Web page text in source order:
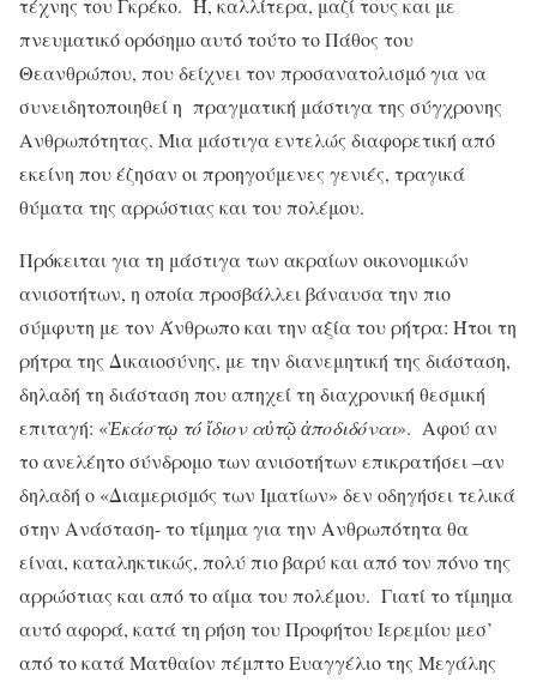
τέχνης του Γκρέκο. Ή, καλλίτερα, μαζί τους και με
πνευματικό ορόσημο αυτό τούτο το Πάθος του
Θεανθρώπου, που δείχνει τον προσανατολισμό για να
συνειδητοποιηθεί η πραγματική μάστιγα της σύγχρονης
Ανθρωπότητας. Μια μάστιγα εντελώς διαφορετική από
εκείνη που έζησαν οι προηγούμενες γενιές, τραγικά
θύματα της αρρώστιας και του πολέμου.
Πρόκειται για τη μάστιγα των ακραίων οικονομικών
ανισοτήτων, η οποία προσβάλλει βάναυσα την πιο
σύμφυτη με τον Άνθρωπο και την αξία του ρήτρα: Ήτοι τη
ρήτρα της Δικαιοσύνης, με την διανεμητική της διάσταση,
δηλαδή τη διάσταση που απηχεί τη διαχρονική θεσμική
επιταγή: «Ἑκάστῳ τόἴδιον αὐτῷἀποδιδόναι». Αφού αν
το ανελέητο σύνδρομο των ανισοτήτων επικρατήσει –αν
δηλαδή ο «Διαμερισμός των Ιματίων» δεν οδηγήσει τελικά
στην Ανάσταση- το τίμημα για την Ανθρωπότητα θα
είναι, καταληκτικώς, πολύ πιο βαρύ και από τον πόνο της
αρρώστιας και από το αίμα του πολέμου. Γιατί το τίμημα
αυτό αφορά, κατά τη ρήση του Προφήτου Ιερεμίου μεσ’
από το κατά Ματθαίον πέμπτο Ευαγγέλιο της Μεγάλης